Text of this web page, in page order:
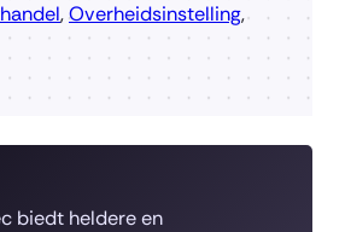
,Overheidsinstelling,
biedt heldere en